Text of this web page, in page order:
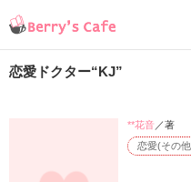
恋愛ドクター“KJ”
恋愛(その
**花音 ／著